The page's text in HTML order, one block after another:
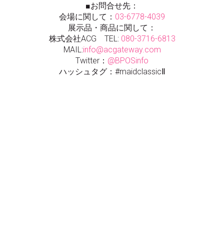
■お問合せ先：
会場に関して： 03-6778-4039
展示品・商品に関して：
株式会社ACG TEL: 080-3716-6813
MAIL:info@acgateway.com
Twitter： @BPOSinfo
ハッシュタグ：#maidclassicⅡ